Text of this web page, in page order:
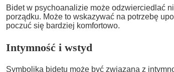
Bidet w psychoanalizie może odzwierciedlać
porządku. Może to wskazywać na potrzebę
poczuć się bardziej komfortowo.
Intymność i wstyd
Symbolika bidetu może być związana z